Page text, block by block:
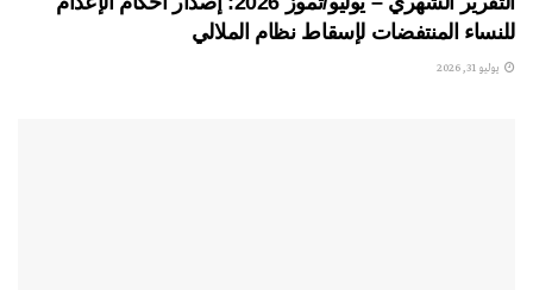
للنساء المنتفضات لإسقاط نظام الملالي
يوليو 31, 2026